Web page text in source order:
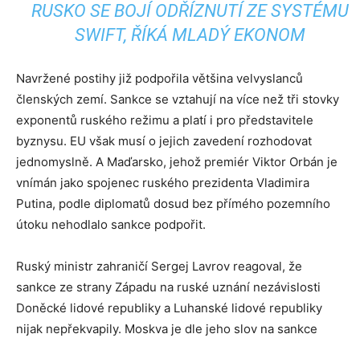
RUSKO SE BOJÍ ODŘÍZNUTÍ ZE SYSTÉMU
SWIFT, ŘÍKÁ MLADÝ EKONOM
Navržené postihy již podpořila většina velvyslanců
členských zemí. Sankce se vztahují na více než tři stovky
exponentů ruského režimu a platí i pro představitele
byznysu. EU však musí o jejich zavedení rozhodovat
jednomyslně. A Maďarsko, jehož premiér Viktor Orbán je
vnímán jako spojenec ruského prezidenta Vladimira
Putina, podle diplomatů dosud bez přímého pozemního
útoku nehodlalo sankce podpořit.
Ruský ministr zahraničí Sergej Lavrov reagoval, že
sankce ze strany Západu na ruské uznání nezávislosti
Doněcké lidové republiky a Luhanské lidové republiky
nijak nepřekvapily. Moskva je dle jeho slov na sankce